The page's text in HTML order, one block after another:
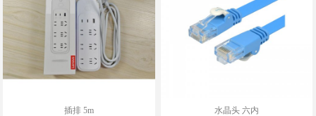
插排 5m 水晶头 六内